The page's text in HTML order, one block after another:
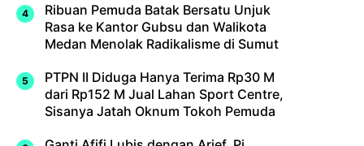
Ribuan Pemuda Batak Bersatu Unjuk
Rasa ke Kantor Gubsu dan Walikota
Medan Menolak Radikalisme di Sumut
PTPN II Diduga Hanya Terima Rp30 M
dari Rp152 M Jual Lahan Sport Centre,
Sisanya Jatah Oknum Tokoh Pemuda